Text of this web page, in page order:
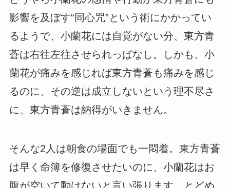
影響を及ぼす“同心咒”という術にかかってい
るようで、小蘭花には自覚がない分、東方青
蒼は右往左往させられっぱなし。しかも、小
蘭花が痛みを感じれば東方青蒼も痛みを感じ
るのに、その逆は成立しないという理不尽さ
に、東方青蒼は納得がいきません。
そんな2人は朝食の場面でも一悶着。東方青蒼
は早く命簿を修復させたいのに、小蘭花はお
腹が空いて動けないと言い張ります。とどめ